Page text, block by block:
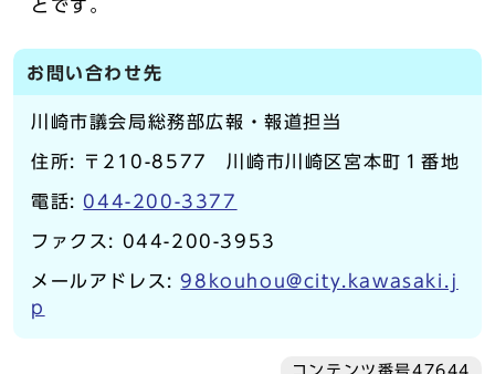
とです。
お問い合わせ先
川崎市議会局総務部広報・報道担当
住所: 〒210-8577 川崎市川崎区宮本町１番地
電話: 044-200-3377
ファクス: 044-200-3953
メールアドレス:98kouhou@city.kawasaki.j
p
コンテンツ番号47644